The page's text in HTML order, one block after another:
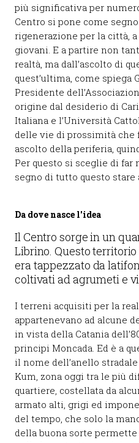
più significativa per
Centro si pone come
rigenerazione per la città, a
giovani. E a partire non
realtà, ma dall’ascolto di
quest’ultima, come spiega
Presidente
origine dal desiderio di
Italiana e l’Università
delle vie di prossimità che
ascolto della periferia,
Per questo si sceglie di far
segno di tutto questo stare
Da dove nasce l'idea
Il Centro sorge in un
Librino. Questo
era tappezzato da
coltivati ad agrumeti e
I terreni acquisiti per la
appartenevano ad alcune
in vista della Catania
principi Moncada. Ed è a
il nome dell’anello
Kum, zona oggi tra le più
quartiere, costellata da
armato alti, grigi ed
del tempo, che solo la
della buona sorte